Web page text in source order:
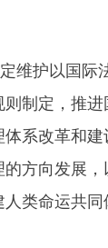
护以国际
制定，推
系改革和建
方向发展，
类命运共同